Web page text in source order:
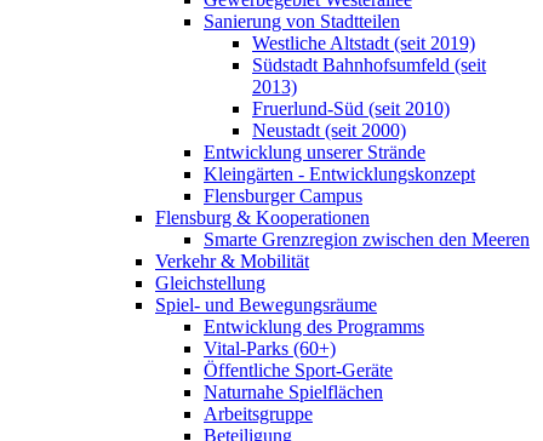
Sanierung von Stadtteilen
Westliche Altstadt (seit 2019)
Südstadt Bahnhofsumfeld (seit
2013)
Fruerlund-Süd (seit 2010)
Neustadt (seit 2000)
Entwicklung unserer Strände
Kleingärten - Entwicklungskonzept
Flensburger Campus
Flensburg & Kooperationen
Smarte Grenzregion zwischen den Meeren
Verkehr & Mobilität
Gleichstellung
Spiel- und Bewegungsräume
Entwicklung des Programms
Vital-Parks (60+)
Öffentliche Sport-Geräte
Naturnahe Spielflächen
Arbeitsgruppe
Beteiligung